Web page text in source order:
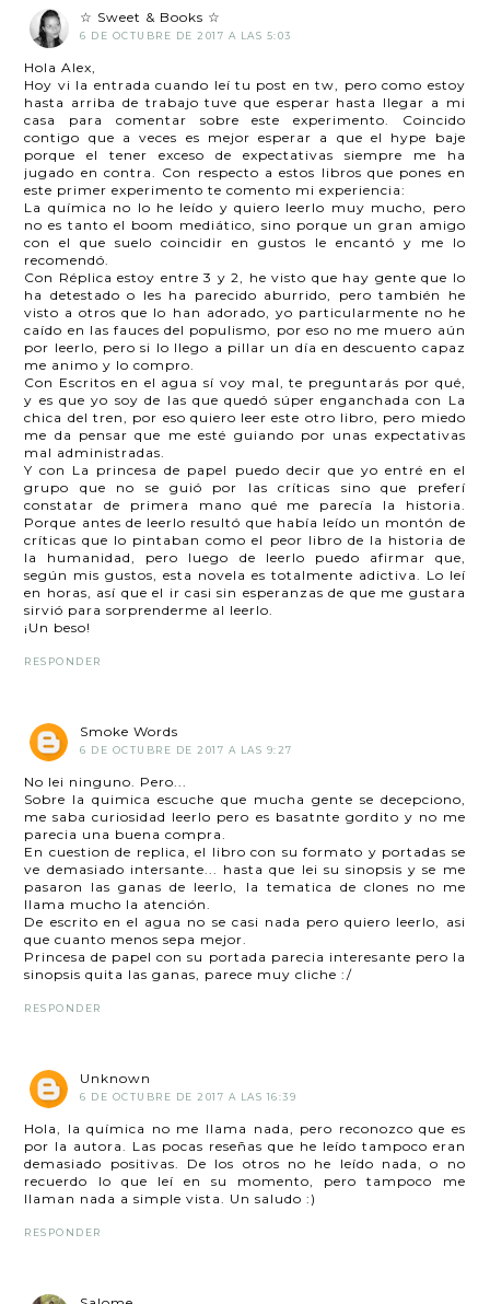
☆ Sweet & Books ☆
6 DE OCTUBRE DE 2017 A LAS 5:03
Hola Alex,
Hoy vi la entrada cuando leí tu post en tw, pero como estoy
hasta arriba de trabajo tuve que esperar hasta llegar a mi
casa para comentar sobre este experimento. Coincido
contigo que a veces es mejor esperar a que el hype baje
porque el tener exceso de expectativas siempre me ha
jugado en contra. Con respecto a estos libros que pones en
este primer experimento te comento mi experiencia:
La química no lo he leído y quiero leerlo muy mucho, pero
no es tanto el boom mediático, sino porque un gran amigo
con el que suelo coincidir en gustos le encantó y me lo
recomendó.
Con Réplica estoy entre 3 y 2, he visto que hay gente que lo
ha detestado o les ha parecido aburrido, pero también he
visto a otros que lo han adorado, yo particularmente no he
caído en las fauces del populismo, por eso no me muero aún
por leerlo, pero si lo llego a pillar un día en descuento capaz
me animo y lo compro.
Con Escritos en el agua sí voy mal, te preguntarás por qué,
y es que yo soy de las que quedó súper enganchada con La
chica del tren, por eso quiero leer este otro libro, pero miedo
me da pensar que me esté guiando por unas expectativas
mal administradas.
Y con La princesa de papel puedo decir que yo entré en el
grupo que no se guió por las críticas sino que preferí
constatar de primera mano qué me parecía la historia.
Porque antes de leerlo resultó que había leído un montón de
críticas que lo pintaban como el peor libro de la historia de
la humanidad, pero luego de leerlo puedo afirmar que,
según mis gustos, esta novela es totalmente adictiva. Lo leí
en horas, así que el ir casi sin esperanzas de que me gustara
sirvió para sorprenderme al leerlo.
¡Un beso!
RESPONDER
Smoke Words
6 DE OCTUBRE DE 2017 A LAS 9:27
No lei ninguno. Pero...
Sobre la quimica escuche que mucha gente se decepciono,
me saba curiosidad leerlo pero es basatnte gordito y no me
parecia una buena compra.
En cuestion de replica, el libro con su formato y portadas se
ve demasiado intersante... hasta que lei su sinopsis y se me
pasaron las ganas de leerlo, la tematica de clones no me
llama mucho la atención.
De escrito en el agua no se casi nada pero quiero leerlo, asi
que cuanto menos sepa mejor.
Princesa de papel con su portada parecia interesante pero la
sinopsis quita las ganas, parece muy cliche :/
RESPONDER
Unknown
6 DE OCTUBRE DE 2017 A LAS 16:39
Hola, la química no me llama nada, pero reconozco que es
por la autora. Las pocas reseñas que he leído tampoco eran
demasiado positivas. De los otros no he leído nada, o no
recuerdo lo que leí en su momento, pero tampoco me
llaman nada a simple vista. Un saludo :)
RESPONDER